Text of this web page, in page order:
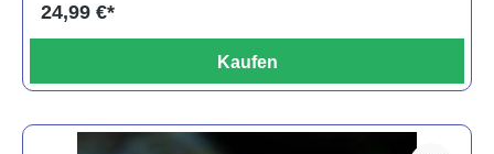
24,99 €*
Kaufen